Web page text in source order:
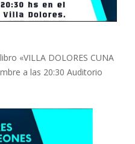
«VILLA DOLORES CUNA
a las 20:30 Auditorio